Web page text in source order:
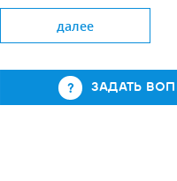
Толщина ценника до, мм:
Ширина держателя, мм: 54
далее
ЗАДАТЬ